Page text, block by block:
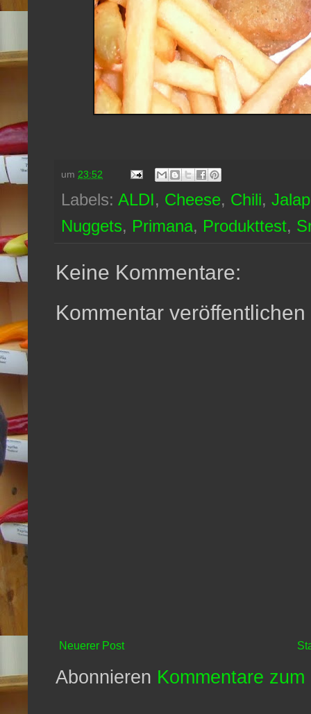
um 23:52
Labels: ALDI, Cheese, Chili,
Nuggets, Primana, Produkttest,
Keine Kommentare:
Kommentar veröffentlichen
Neuerer Post
Abonnieren Kommentare